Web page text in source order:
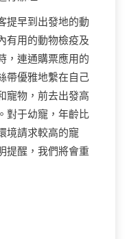
提早到出發地的動
有用的動物檢疫及
，連通購票應用的
帶優雅地繫在自己
寵物，前去出發高
對于幼寵，年齡比
境請求較高的寵
提醒，我們將會重